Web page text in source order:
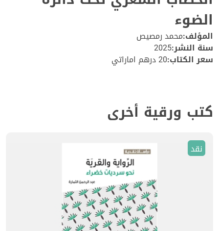
الضوء
المؤلف:محمد رمصيص
سنة النشر:2025
سعر الكتاب:20 درهم اماراتي
كتب ورقية أخرى
نقد